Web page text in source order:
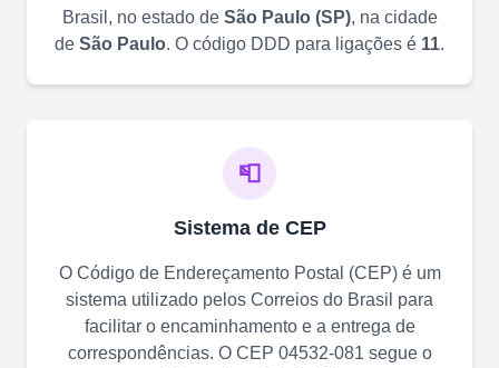
Brasil, no estado de São Paulo(SP), na cidade
de São Paulo. O código DDD para ligações é 11.
📮
Sistema de CEP
O Código de Endereçamento Postal (CEP) é um
sistema utilizado pelos Correios do Brasil para
facilitar o encaminhamento e a entrega de
correspondências. O CEP 04532-081 segue o